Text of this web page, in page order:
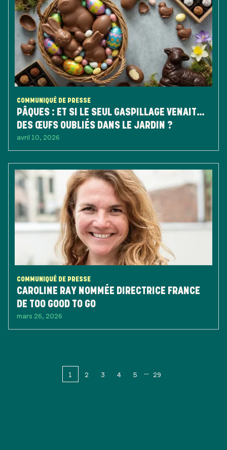
COMMUNIQUÉ DE PRESSE
PÂQUES : ET SI LE SEUL GASPILLAGE VENAIT…
DES ŒUFS OUBLIÉS DANS LE JARDIN ?
avril 10, 2026
COMMUNIQUÉ DE PRESSE
CAROLINE RAY NOMMÉE DIRECTRICE FRANCE
DE TOO GOOD TO GO
mars 26, 2026
1 2 3 4 5 29